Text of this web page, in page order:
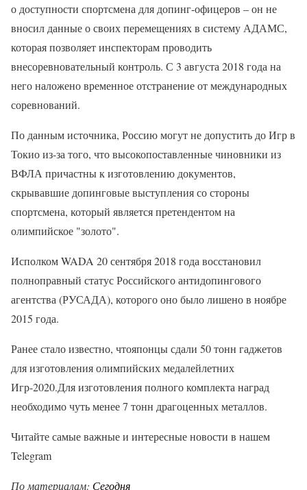
о доступности спортсмена для допинг-офицеров – он не
вносил данные о своих перемещениях в систему АДАМС,
которая позволяет инспекторам проводить
внесоревновательный контроль. С 3 августа 2018 года на
него наложено временное отстранение от международных
соревнований.
По данным источника, Россию могут не допустить до Игр в
Токио из-за того, что высокопоставленные чиновники из
ВФЛА причастны к изготовлению документов,
скрывавшие допинговые выступления со стороны
спортсмена, который является претендентом на
олимпийское "золото".
Исполком WADA 20 сентября 2018 года восстановил
полноправный статус Российского антидопингового
агентства (РУСАДА), которого оно было лишено в ноябре
2015 года.
Ранее стало известно, чтояпонцы сдали 50 тонн гаджетов
для изготовления олимпийских медалейлетних
Игр-2020.Для изготовления полного комплекта наград
необходимо чуть менее 7 тонн драгоценных металлов.
Читайте самые важные и интересные новости в нашем
Telegram
По материалам: Сегодня